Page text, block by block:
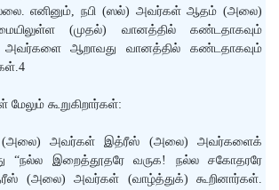
எனினும், நபி (ஸல்) அவர்கள் ஆதம் (அலை)
(முதல்) வானத்தில் கண்டதாகவும்
ஆறாவது வானத்தில் கண்டதாகவும்
கூறுகிறார்கள்:
(அலை) அவர்கள் இத்ரீஸ் (அலை) அவர்களைக்
“நல்ல இறைத்தூதரே வருக! நல்ல சகோதரரே
(அலை) அவர்கள் (வாழ்த்துக்) கூறினார்கள்.